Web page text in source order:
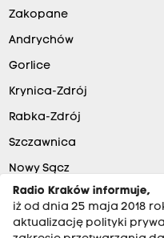
Zakopane
Andrychów
Gorlice
Krynica-Zdrój
Rabka-Zdrój
Szczawnica
Nowy Sącz
Radio Kraków informuje,
iż od dnia 25 maja 2018
aktualizację polityki